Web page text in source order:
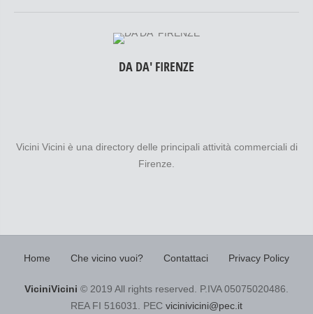
DA DA' FIRENZE
Vicini Vicini è una directory delle principali attività commerciali di
Firenze.
Home Che vicino vuoi? Contattaci Privacy Policy
ViciniVicini © 2019 All rights reserved. P.IVA 05075020486.
REA FI 516031. PEC vicinivicini@pec.it